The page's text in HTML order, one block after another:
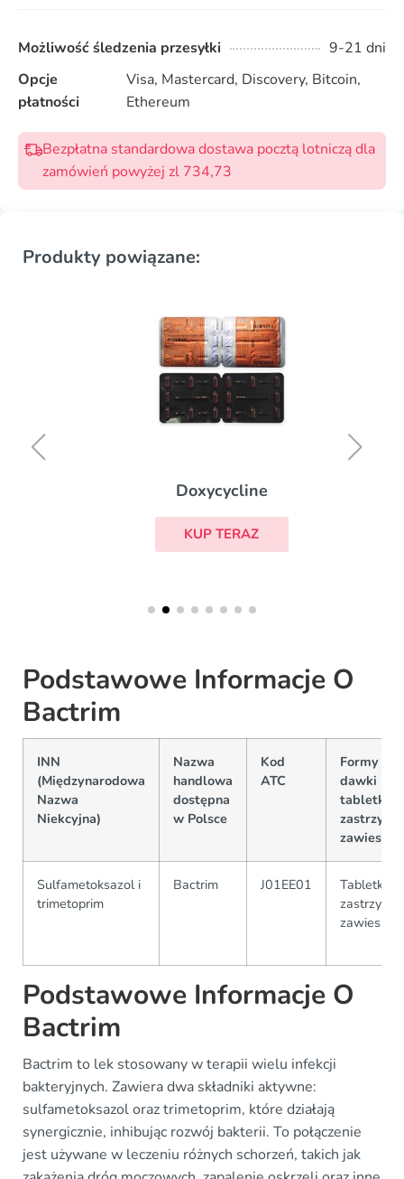
Możliwość śledzenia przesyłki
9-21 dni
Opcje
płatności
Visa, Mastercard, Discovery, Bitcoin,
Ethereum
Bezpłatna standardowa dostawa pocztą lotniczą dla
zamówień powyżej zl 734,73
Produkty powiązane:
Doxycycline
KUP TERAZ
Podstawowe Informacje O
Bactrim
INN
(Międzynarodowa
Nazwa
Niekcyjna)
Nazwa
handlowa
dostępna
w Polsce
Kod
ATC
Formy i
dawki (np.
tabletki,
zastrzyki,
zawiesiny)
Sulfametoksazol i
trimetoprim
Bactrim J01EE01
Tabletki,
zastrzyki,
zawiesiny
Podstawowe Informacje O
Bactrim
Bactrim to lek stosowany w terapii wielu infekcji
bakteryjnych. Zawiera dwa składniki aktywne:
sulfametoksazol oraz trimetoprim, które działają
synergicznie, inhibując rozwój bakterii. To połączenie
jest używane w leczeniu różnych schorzeń, takich jak